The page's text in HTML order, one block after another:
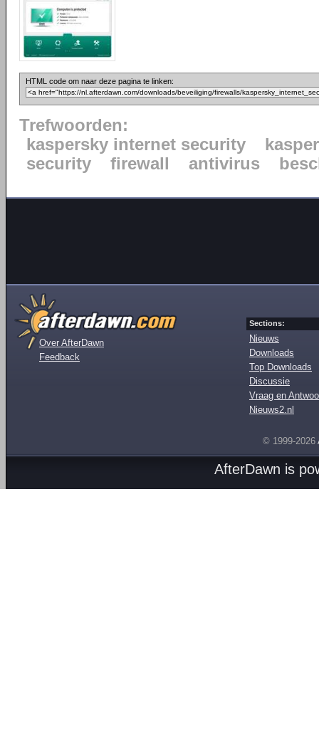
HTML code om naar deze pagina te linken:
Trefwoorden:
kaspersky internet security
security
firewall antivirus
Over AfterDawn
Feedback
Sections:
Nieuws
Downloads
Top Downloads
Discussie
Vraag en
Nieuws2.nl
© 1999-2026
AfterDawn is